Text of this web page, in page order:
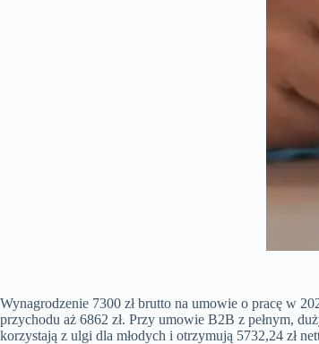
Wynagrodzenie 7300 zł brutto na umowie o pracę w
przychodu aż 6862 zł. Przy umowie B2B z pełnym,
korzystają z ulgi dla młodych i otrzymują 5732,24 zł